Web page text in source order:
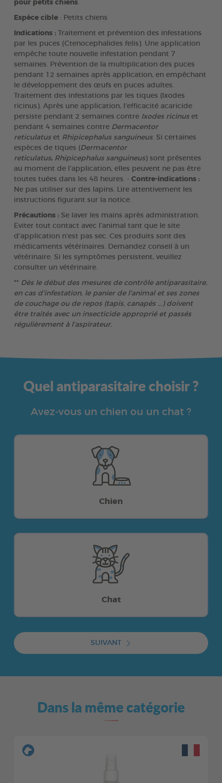
pour petits chiens.
Espèce cible : Petits chiens
Indications : Traitement et prévention des infestations
par les puces (Ctenocephalides felis). Une application
empêche toute nouvelle infestation pendant 7
semaines. Prévention de la multiplication des puces
pendant 12 semaines après application, en empêchant
le développement des œufs en puces adultes.
Traitement des infestations par les tiques (Ixodes
ricinus). Après une application, l’efficacité acaricide
persiste pendant 2 semaines contre Ixodes ricinus et
pendant 4 semaines contre Dermacentor
reticulatus et Rhipicephalus sanguineus. Si certaines
espèces de tiques (Dermacentor
reticulatus, Rhipicephalus sanguineus) sont présentes
au moment de l’application, elles peuvent ne pas être
toutes tuées dans les 48 heures. - Contre-indications :
Ne pas utiliser sur des lapins. Lire attentivement les
instructions figurant sur la notice.
Précautions : Se laver les mains après administration.
Eviter tout contact avec l’animal tant que le site
d’application n’est pas sec. Ces produits sont des
médicaments vétérinaires. Demandez conseil à un
vétérinaire. Si les symptômes persistent, veuillez
consulter un vétérinaire.
** Dès le début des mesures de contrôle antiparasitaire,
en cas d'infestation, le panier de l'animal et ses zones
de couchage ou de repos (tapis, canapés …) doivent
être traités avec un insecticide approprié et passés
régulièrement à l’aspirateur.
Quel antiparasitaire choisir ?
Avez-vous un chien ou un chat ?
Chien
Chat
SUIVANT
Dans la même catégorie